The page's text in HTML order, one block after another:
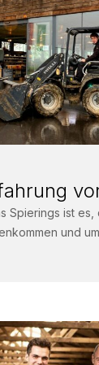
Spierings ist es,
und